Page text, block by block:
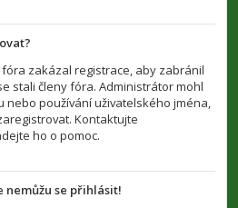
zakázal registrace, aby zabránil
stali členy fóra. Administrátor mohl
nebo používání uživatelského jména,
Kontaktujte
ho o pomoc.
nemůžu se přihlásit!